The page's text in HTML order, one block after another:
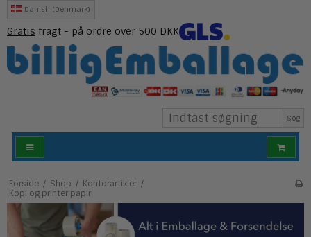
Danish (Denmark)
Gratis fragt - på ordre over 500 DKK
Søg
Forside / Shop / Kontorartikler /
Kopi og printer papir